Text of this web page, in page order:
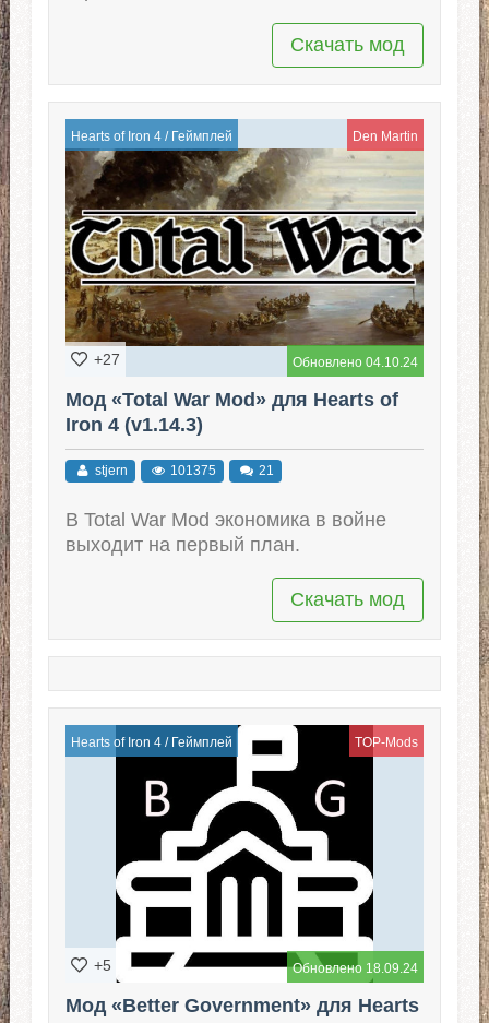
Скачать мод
Hearts of Iron 4/ Геймплей Den Martin
Обновлено 04.10.24
+27
Мод «Total War Mod» для Hearts of
Iron 4 (v1.14.3)
stjern 101375 21
В Total War Mod экономика в войне
выходит на первый план.
Скачать мод
Hearts of Iron 4/ Геймплей TOP-Mods
Обновлено 18.09.24
+5
Мод «Better Government» для Hearts